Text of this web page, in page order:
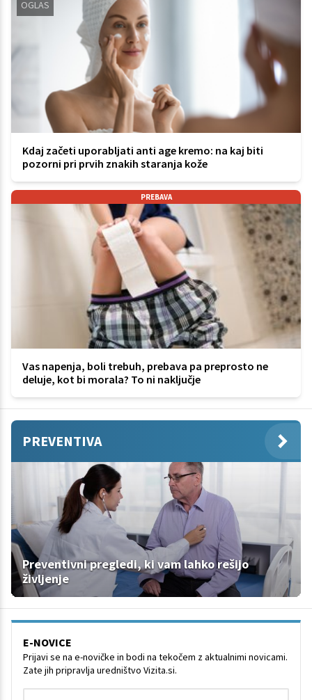
OGLAS
Kdaj začeti uporabljati anti age kremo: na kaj biti
pozorni pri prvih znakih staranja kože
PREBAVA
Vas napenja, boli trebuh, prebava pa preprosto ne
deluje, kot bi morala? To ni naključje
PREVENTIVA
Preventivni pregledi, ki vam lahko rešijo
življenje
E-NOVICE
Prijavi se na e-novičke in bodi na tekočem z aktualnimi novicami.
Zate jih pripravlja uredništvo Vizita.si.